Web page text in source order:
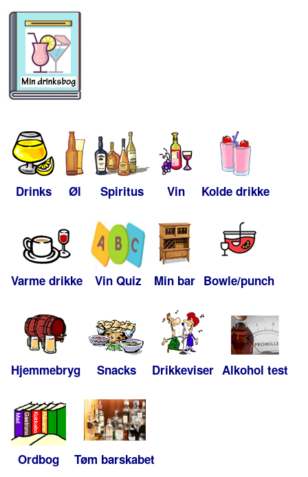
Drinks Øl Spiritus Vin Kolde drikke
Varme drikke Vin Quiz Min bar Bowle/punch
Hjemmebryg Snacks Drikkeviser Alkohol test
Ordbog Tøm barskabet